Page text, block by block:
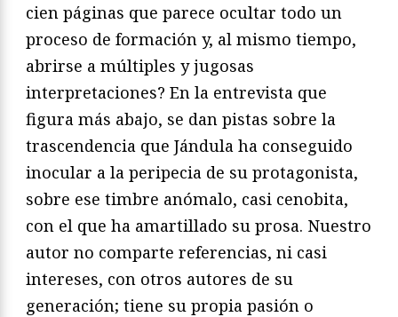
cien páginas que parece ocultar todo un
proceso de formación y, al mismo tiempo,
abrirse a múltiples y jugosas
interpretaciones? En la entrevista que
figura más abajo, se dan pistas sobre la
trascendencia que Jándula ha conseguido
inocular a la peripecia de su protagonista,
sobre ese timbre anómalo, casi cenobita,
con el que ha amartillado su prosa. Nuestro
autor no comparte referencias, ni casi
intereses, con otros autores de su
generación; tiene su propia pasión o